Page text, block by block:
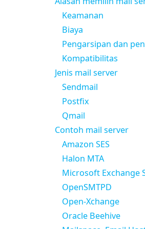
Keamanan
Biaya
Pengarsipan dan
Kompatibilitas
Jenis mail server
Sendmail
Postfix
Qmail
Contoh mail server
Amazon SES
Halon MTA
Microsoft Exchange
OpenSMTPD
Open-Xchange
Oracle Beehive